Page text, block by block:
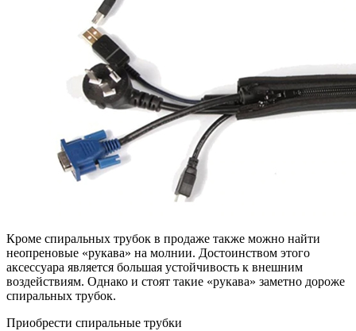
Кроме спиральных трубок в продаже также можно найти
неопреновые «рукава» на молнии. Достоинством этого
аксессуара является большая устойчивость к внешним
воздействиям. Однако и стоят такие «рукава» заметно дороже
спиральных трубок.
Приобрести спиральные трубки